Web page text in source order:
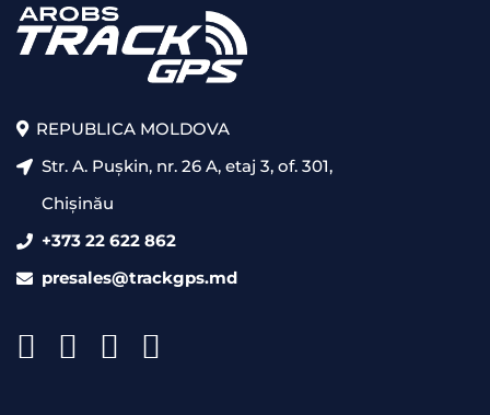
REPUBLICA MOLDOVA
Str. A. Pușkin, nr. 26 A, etaj 3, of. 301,
Chișinău
+373 22 622 862
presales@trackgps.md